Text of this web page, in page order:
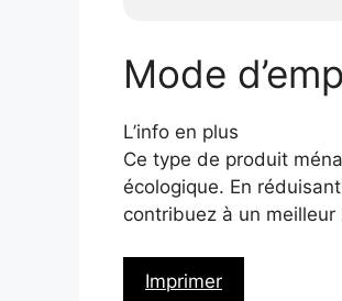
Mode
L’info en plus
Ce type de produit
écologique. En
contribuez à un meilleur
Imprimer